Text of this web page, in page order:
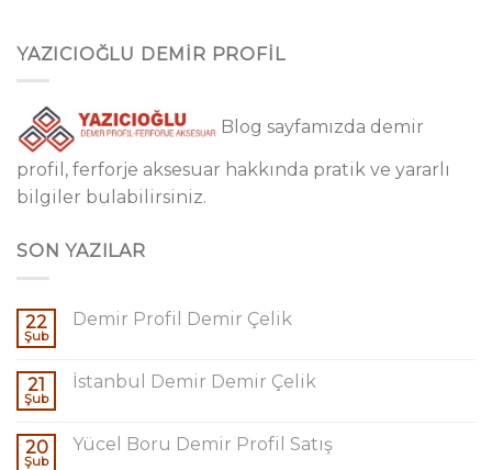
YAZICIOĞLU DEMİR PROFİL
Blog sayfamızda demir
profil, ferforje aksesuar hakkında pratik ve yararlı
bilgiler bulabilirsiniz.
SON YAZILAR
22
Şub
Demir Profil Demir Çelik
21
Şub
İstanbul Demir Demir Çelik
20
Şub
Yücel Boru Demir Profil Satış